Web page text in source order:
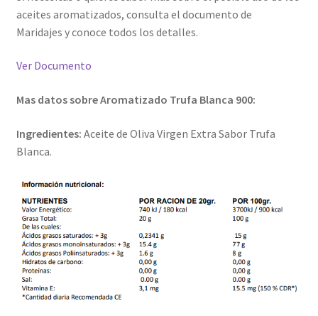
aceites aromatizados, consulta el documento de
Maridajes y conoce todos los detalles.
Ver Documento
Mas datos sobre Aromatizado Trufa Blanca 900:
Ingredientes: Aceite de Oliva Virgen Extra Sabor Trufa
Blanca.